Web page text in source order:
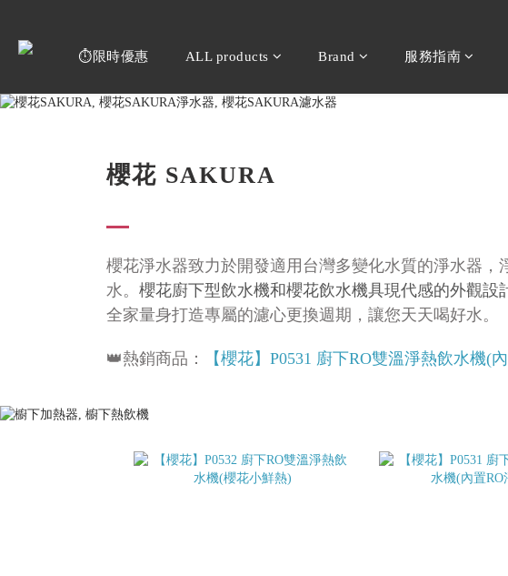
⏱️限時優惠 ALL products Brand 服務指南
櫻花 SAKURA
櫻花淨水器致力於開發適用台灣多變化水質的淨水器，
水。 櫻花廚下型飲水機和櫻花飲水機具現代感的外觀設
全家量身打造專屬的濾心更換週期，讓您天天喝好水。
👑熱銷商品： 【櫻花】P0531 廚下RO雙溫淨熱飲水機(